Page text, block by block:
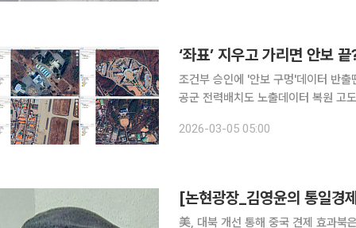
조건부 승인에 '안보 구멍'데이터 반
공군 전력배치도 노출데이터 복원 고도화
와 데이터 주권을 간과한 무책임한 결
2026-03-05 05:00
[논현광장_김영윤의 통일경
美, 대북 개선 통해 중국 견제 효과북